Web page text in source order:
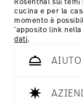
Rosenthal sui
cucina e per la
momento è
´apposito link
dati.